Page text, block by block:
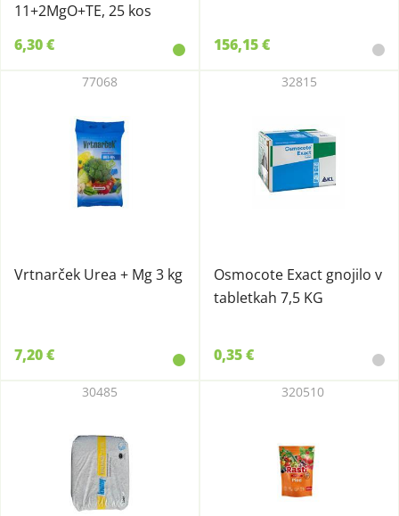
11+2MgO+TE, 25 kos
6,30 € 156,15 €
Vrtnarček Urea + Mg 3 kg
77068
7,20 €
Osmocote Exact gnojilo v
tabletkah 7,5 KG
32815
0,35 €
30485 320510